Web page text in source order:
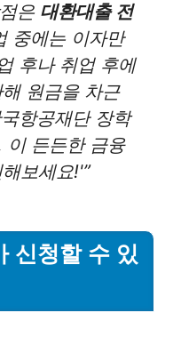
은 대환대출 전
중에는 이자만
후나 취업 후에
원금을 차근
항공재단 장학
이 든든한 금융
보세요!'”
신청할 수 있